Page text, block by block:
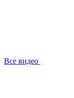
Все видео